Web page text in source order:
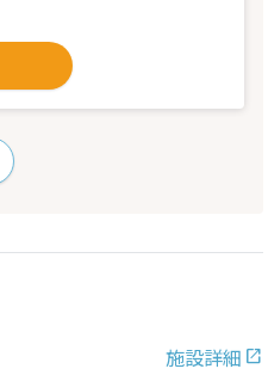
施設詳細